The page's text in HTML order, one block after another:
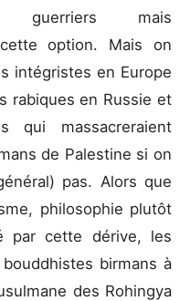
guerriers mais
option. Mais on
intégristes en Europe
rabiques en Russie et
qui massacreraient
de Palestine si on
pas. Alors que
philosophie plutôt
par cette dérive, les
birmans à
des Rohingya